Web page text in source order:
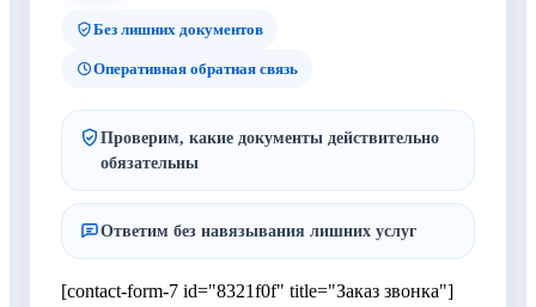
Без лишних документов
Оперативная обратная связь
Проверим, какие документы действительно
обязательны
Ответим без навязывания лишних услуг
[contact-form-7 id="8321f0f" title="Заказ звонка"]